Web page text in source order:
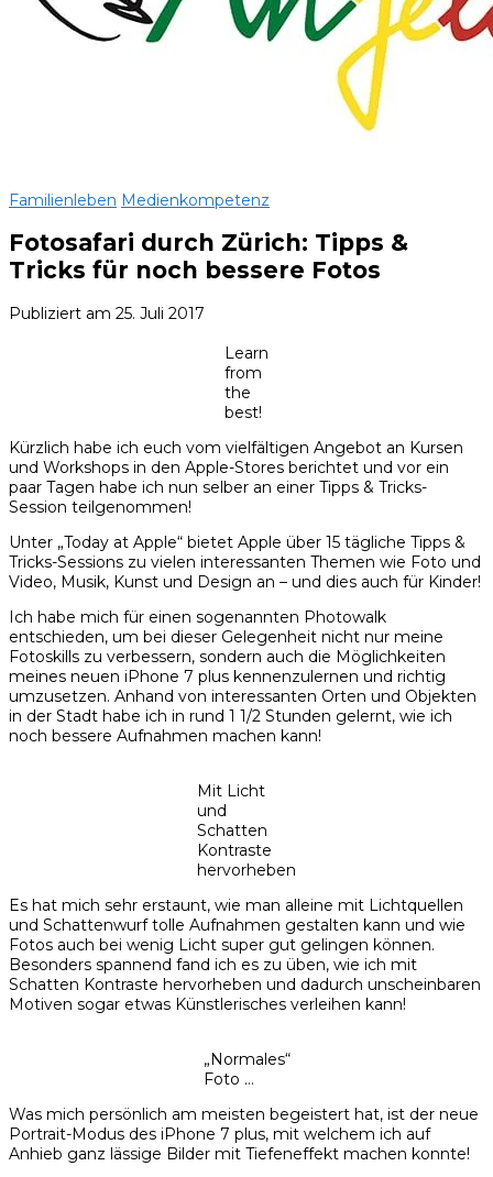
Familienleben Medienkompetenz
Fotosafari durch Zürich: Tipps &
Tricks für noch bessere Fotos
Publiziert am 25. Juli 2017
Learn
from
the
best!
Kürzlich habe ich euch vom vielfältigen Angebot an Kursen
und Workshops in den Apple-Stores berichtet und vor ein
paar Tagen habe ich nun selber an einer Tipps & Tricks-
Session teilgenommen!
Unter „Today at Apple“ bietet Apple über 15 tägliche Tipps &
Tricks-Sessions zu vielen interessanten Themen wie Foto und
Video, Musik, Kunst und Design an – und dies auch für Kinder!
Ich habe mich für einen sogenannten Photowalk
entschieden, um bei dieser Gelegenheit nicht nur meine
Fotoskills zu verbessern, sondern auch die Möglichkeiten
meines neuen iPhone 7 plus kennenzulernen und richtig
umzusetzen. Anhand von interessanten Orten und Objekten
in der Stadt habe ich in rund 1 1/2 Stunden gelernt, wie ich
noch bessere Aufnahmen machen kann!
Mit Licht
und
Schatten
Kontraste
hervorheben
Es hat mich sehr erstaunt, wie man alleine mit Lichtquellen
und Schattenwurf tolle Aufnahmen gestalten kann und wie
Fotos auch bei wenig Licht super gut gelingen können.
Besonders spannend fand ich es zu üben, wie ich mit
Schatten Kontraste hervorheben und dadurch unscheinbaren
Motiven sogar etwas Künstlerisches verleihen kann!
„Normales“
Foto …
Was mich persönlich am meisten begeistert hat, ist der neue
Portrait-Modus des iPhone 7 plus, mit welchem ich auf
Anhieb ganz lässige Bilder mit Tiefeneffekt machen konnte!